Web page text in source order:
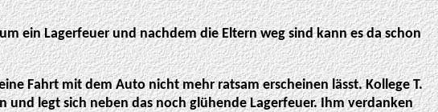
ein Lagerfeuer und nachdem die Eltern weg sind kann es da schon
Fahrt mit dem Auto nicht mehr ratsam erscheinen lässt. Kollege T.
legt sich neben das noch glühende Lagerfeuer. Ihm verdanken